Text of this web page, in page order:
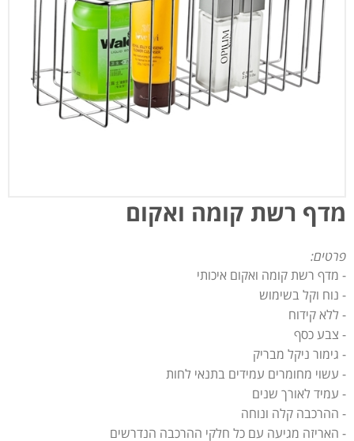
מדף רשת קומה ואקום
פרטים:
- מדף רשת קומה ואקום איכותי
- נוח וקל בשימוש
- ללא קידוח
- צבע כסף
- גימור ניקל מבריק
- עשוי מחומרים עמידים בתנאי לחות
- עמיד לאורך שנים
- ההרכבה קלה ונוחה
- האריזה מגיעה עם כל חלקי ההרכבה הנדרשים